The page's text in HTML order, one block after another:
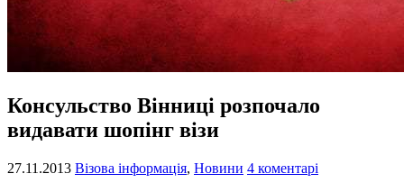
Консульство Вінниці розпочало
видавати шопінг візи
27.11.2013 Візова інформація, Новини 4 коментарі